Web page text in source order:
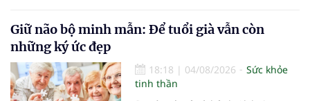
điểm dừng chân đầu tiên tại Bệnh
viện Bạch Mai cơ sở Ninh Bình.
Giữ não bộ minh mẫn: Để tuổi già vẫn còn
những ký ức đẹp
18:18 | 04/08/2026
Sức khỏe
tinh thần